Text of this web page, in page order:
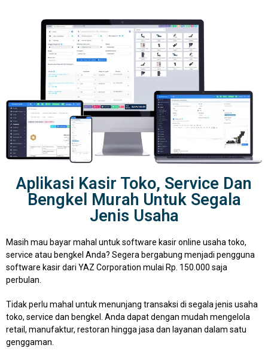
Aplikasi Kasir Toko, Service Dan
Bengkel Murah Untuk Segala
Jenis Usaha
Masih mau bayar mahal untuk software kasir online usaha toko,
service atau bengkel Anda? Segera bergabung menjadi pengguna
software kasir dari YAZ Corporation mulai Rp. 150.000 saja
perbulan.
Tidak perlu mahal untuk menunjang transaksi di segala jenis usaha
toko, service dan bengkel. Anda dapat dengan mudah mengelola
retail, manufaktur, restoran hingga jasa dan layanan dalam satu
genggaman.